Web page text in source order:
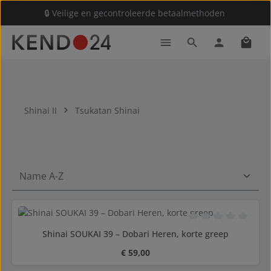
Ga naar de hoofdinhoud
🔒 Veilige en gecontroleerde betaalmethoden
Shinai II Tsukatan Shinai
Gemiddelde
Shinai SOUKAI 39 – Dobari Heren, korte greep
Normale prijs:
€ 59,00